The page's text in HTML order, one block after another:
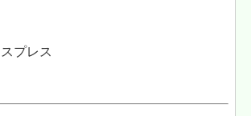
プレス